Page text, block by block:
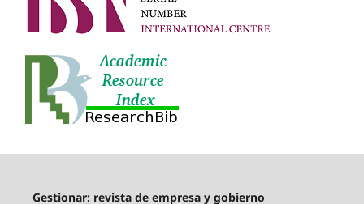
Gestionar: revista de empresa y gobierno